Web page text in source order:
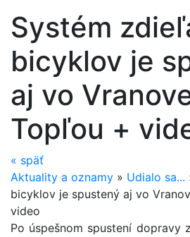
Systém
bicyklov je
aj vo
Topľou +
« späť
Aktuality a oznamy » Udialo sa...
bicyklov je spustený aj vo
video
Po úspešnom spustení dopravy